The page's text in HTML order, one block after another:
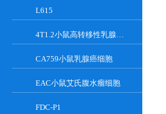
L615
4T1.2小鼠高转移性乳腺癌细胞
CA759小鼠乳腺癌细胞
EAC小鼠艾氏腹水瘤细胞
FDC-P1